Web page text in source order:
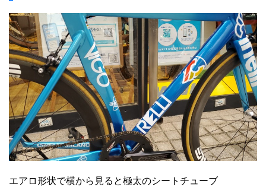
エアロ形状で横から見ると極太のシートチューブ